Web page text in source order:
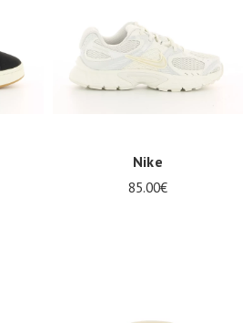
Nike
85.00€